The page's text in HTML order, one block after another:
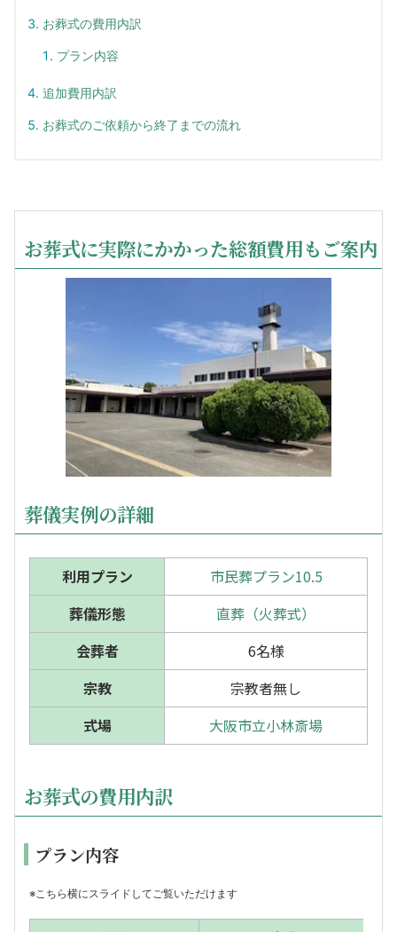
お葬式の費用内訳
プラン内容
追加費用内訳
お葬式のご依頼から終了までの流れ
お葬式に実際にかかった総額費用もご案内
葬儀実例の詳細
利用プラン
市民葬プラン10.5
葬儀形態
直葬（火葬式）
会葬者
6名様
宗教
宗教者無し
式場
大阪市立小林斎場
お葬式の費用内訳
プラン内容
※こちら横にスライドしてご覧いただけます